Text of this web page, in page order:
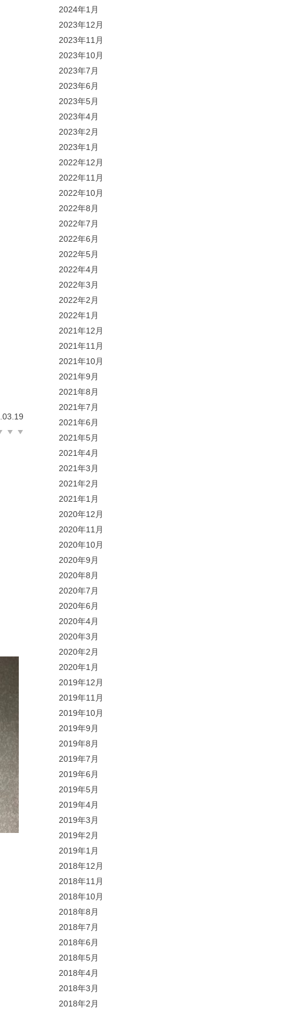
2024年1月
2023年12月
2023年11月
2023年10月
2023年7月
2023年6月
2023年5月
2023年4月
2023年2月
2023年1月
2022年12月
2022年11月
2022年10月
2022年8月
2022年7月
2022年6月
2022年5月
2022年4月
2022年3月
2022年2月
2022年1月
2021年12月
2021年11月
2021年10月
2021年9月
2021年8月
2021年7月
2021年6月
2021年5月
2021年4月
2021年3月
2021年2月
2021年1月
2020年12月
2020年11月
2020年10月
2020年9月
2020年8月
2020年7月
2020年6月
2020年4月
2020年3月
2020年2月
2020年1月
2019年12月
2019年11月
2019年10月
2019年9月
2019年8月
2019年7月
2019年6月
2019年5月
2019年4月
2019年3月
2019年2月
2019年1月
2018年12月
2018年11月
2018年10月
2018年8月
2018年7月
2018年6月
2018年5月
2018年4月
2018年3月
2018年2月